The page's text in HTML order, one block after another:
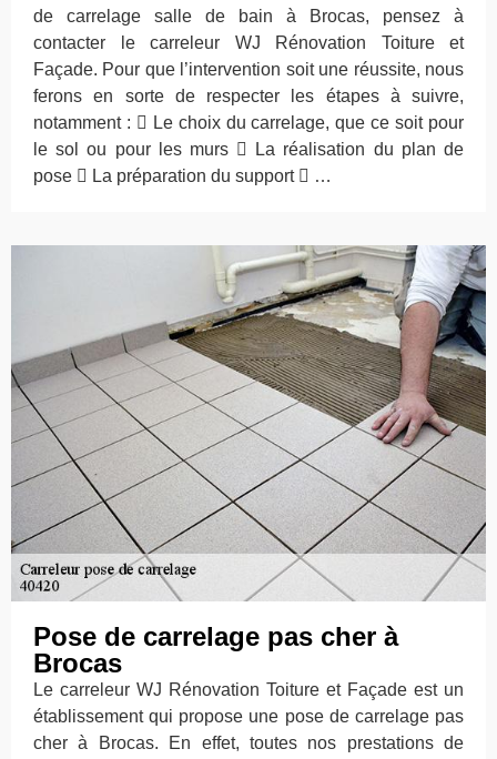
de carrelage salle de bain à Brocas, pensez à
contacter le carreleur WJ Rénovation Toiture et
Façade. Pour que l’intervention soit une réussite, nous
ferons en sorte de respecter les étapes à suivre,
notamment :  Le choix du carrelage, que ce soit pour
le sol ou pour les murs  La réalisation du plan de
pose  La préparation du support  …
Pose de carrelage pas cher à
Brocas
Le carreleur WJ Rénovation Toiture et Façade est un
établissement qui propose une pose de carrelage pas
cher à Brocas. En effet, toutes nos prestations de